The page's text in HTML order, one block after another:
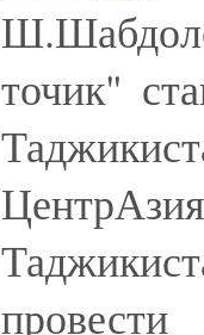
точик"